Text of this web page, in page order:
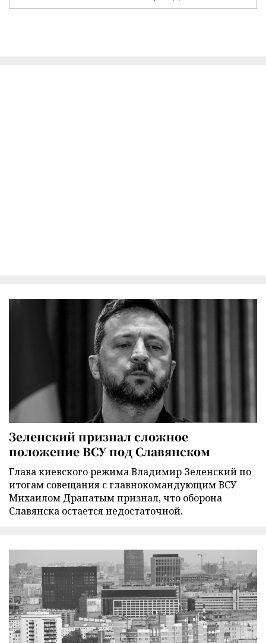
Зеленский признал сложное
положение ВСУ под Славянском
Глава киевского режима Владимир Зеленский по
итогам совещания с главнокомандующим ВСУ
Михаилом Драпатым признал, что оборона
Славянска остается недостаточной.